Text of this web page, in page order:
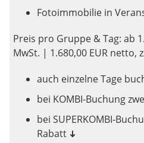
Fotoimmobilie in
Preis pro Gruppe & Tag: ab
MwSt. | 1.680,00 EUR netto,
auch einzelne Tage
bei KOMBI-Buchung
bei SUPERKOMBI-
Rabatt➜